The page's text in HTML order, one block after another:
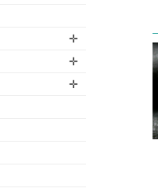
✛
✛
✛